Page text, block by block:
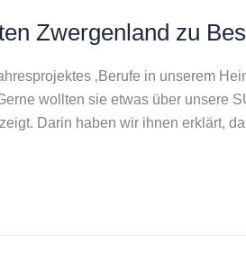
Zwergenland zu
‚Berufe in unserem
wollten sie etwas über unsere
Darin haben wir ihnen erklärt,